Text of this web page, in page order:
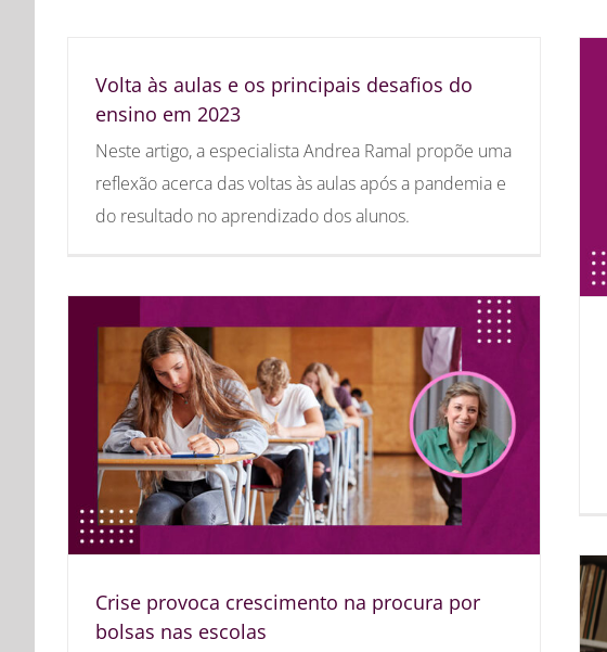
Volta às aulas e os principais desafios do
ensino em 2023
Neste artigo, a especialista Andrea Ramal propõe uma
reflexão acerca das voltas às aulas após a pandemia e
do resultado no aprendizado dos alunos.
Crise provoca crescimento na procura por
bolsas nas escolas